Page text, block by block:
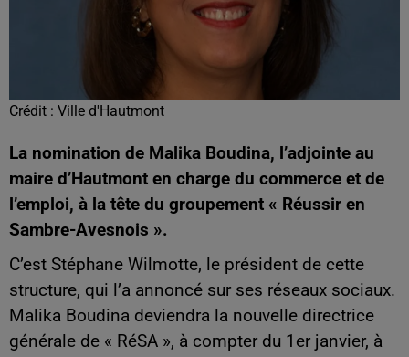
Crédit : Ville d'Hautmont
La nomination de Malika Boudina, l’adjointe au
maire d’Hautmont en charge du commerce et de
l’emploi, à la tête du groupement « Réussir en
Sambre-Avesnois ».
C’est Stéphane Wilmotte, le président de cette
structure, qui l’a annoncé sur ses réseaux sociaux.
Malika Boudina deviendra la nouvelle directrice
générale de « RéSA », à compter du 1er janvier, à